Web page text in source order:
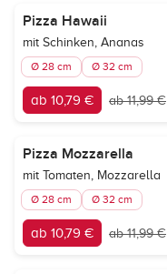
Pizza Hawaii
mit Schinken, Ananas
Ø 28 cm Ø 32 cm
ab 10,79 € ab 11,99 €
Pizza Mozzarella
mit Tomaten, Mozzarella
Ø 28 cm Ø 32 cm
ab 10,79 € ab 11,99 €